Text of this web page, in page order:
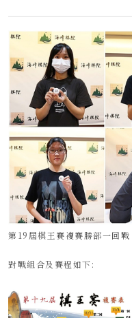
第19屆棋王賽複賽勝部一回
對戰組合及賽程如下: